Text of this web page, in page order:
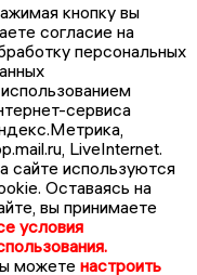
кнопку вы
согласие на
персональных
сервиса
LiveInternet.
сайте используются
Оставаясь на
вы принимаете
условия
можете настроить